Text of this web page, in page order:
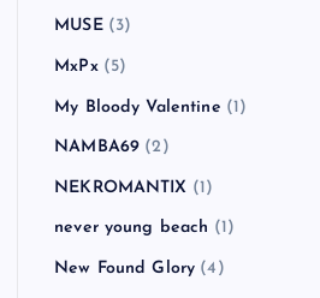
MUSE(3)
MxPx(5)
My Bloody Valentine (1)
NAMBA69 (2)
NEKROMANTIX (1)
never young beach (1)
New Found Glory (4)